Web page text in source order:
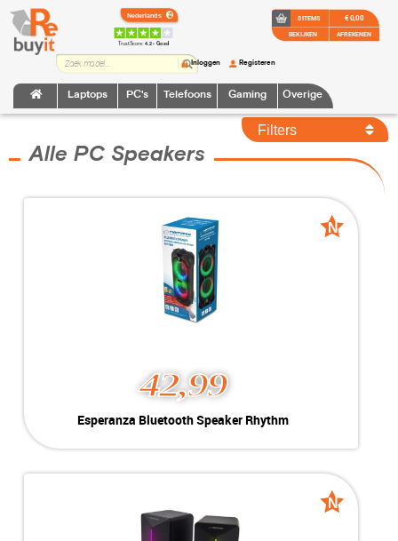
TrustScore:4.2 • Goed
Laptops PC's Telefoons Gaming Overige
Inloggen Registeren
0 ITEMS
BEKIJKEN
€ 0,00
AFREKENEN
Filters
Alle PC Speakers
N
42,99
Esperanza Bluetooth Speaker Rhythm
N
Nieuw
Esperanza Bluetooth
Conditie:
3h Playtime| BT | USB | SD
NU KOPEN
N
Nieuw